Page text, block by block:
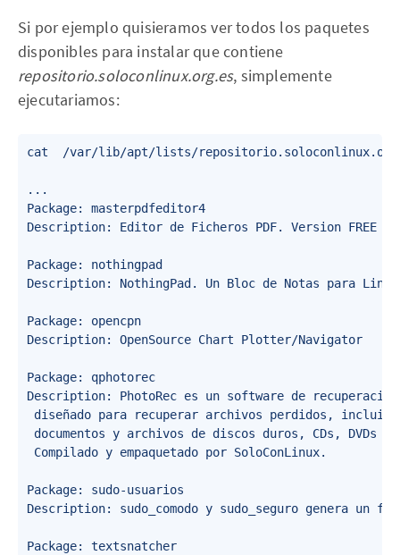
Si por ejemplo quisieramos ver todos los paquetes
disponibles para instalar que contiene
repositorio.soloconlinux.org.es, simplemente
ejecutariamos:
cat  /var/lib/apt/lists/
...
Package: masterpdfeditor4
Description: Editor de Ficheros PDF. Version FREE
Package: nothingpad
Description: NothingPad. Un Bloc de Notas para
Package: opencpn
Description: OpenSource Chart Plotter/Navigator
Package: qphotorec
Description: PhotoRec es un software de
diseñado para recuperar archivos perdidos,
documentos y archivos de discos duros, CDs, DVDs y
Compilado y empaquetado por SoloConLinux.
Package: sudo-usuarios
Description: sudo_comodo y sudo_seguro genera un
Package: textsnatcher